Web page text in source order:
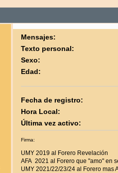
Mensajes:
Texto personal:
Sexo:
Edad:
Fecha de registro:
Hora Local:
Última vez activo:
Firma:
UMY 2019 al Forero Revelación
AFA 2021 al Forero que "amo" en
UMY 2021/22/23/24 al Forero mas